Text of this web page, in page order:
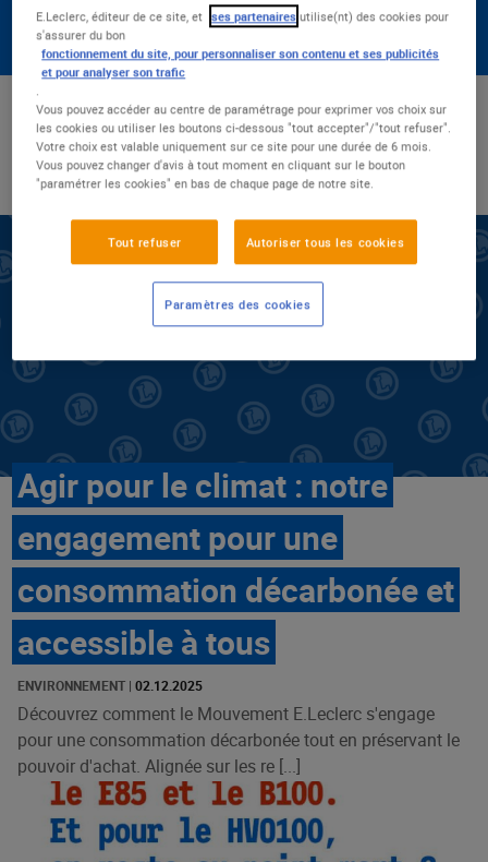
ACCÈS AU NUMÉRIQUE
Les - récents
Nombre de résultats : 54
Agir pour le climat : notre
engagement pour une
consommation décarbonée et
accessible à tous
ENVIRONNEMENT | 02.12.2025
Découvrez comment le Mouvement E.Leclerc s'engage
pour une consommation décarbonée tout en préservant le
pouvoir d'achat. Alignée sur les re [...]
E.Leclerc, éditeur de ce site, et ses partenaires utilise(nt) des cookies pour
s'assurer du bon
fonctionnement du site, pour personnaliser son contenu et ses publicités
et pour analyser son trafic
Vous pouvez accéder au centre de paramétrage pour exprimer vos choix sur
les cookies ou utiliser les boutons ci-dessous "tout accepter"/"tout refuser".
Votre choix est valable uniquement sur ce site pour une durée de 6 mois.
Vous pouvez changer d'avis à tout moment en cliquant sur le bouton
"paramétrer les cookies" en bas de chaque page de notre site.
Tout refuser Autoriser tous les cookies
Paramètres des cookies